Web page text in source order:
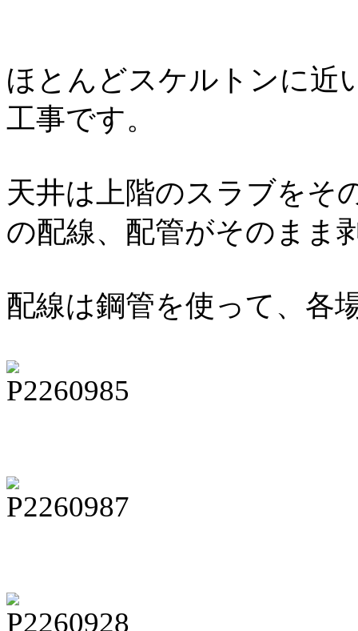
ほとんどスケルトンに近
工事です。
天井は上階のスラブをそ
の配線、配管がそのまま
配線は鋼管を使って、各